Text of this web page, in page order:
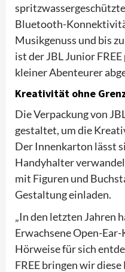
Bluetooth-
Musikgenuss und bis
ist der JBL Junior
kleiner Abenteurer
Kreativität ohne
Die Verpackung von
gestaltet, um die
Der Innenkarton lässt
Handyhalter
mit Figuren und
Gestaltung einladen.
„In den letzten Jahren
Erwachsene Open-
Hörweise für sich
FREE bringen wir